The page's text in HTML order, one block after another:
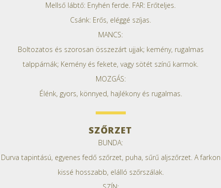
Mellső lábtő: Enyhén ferde. FAR: Erőteljes.
Csánk: Erős, eléggé szíjas.
MANCS:
Boltozatos és szorosan összezárt ujjak; kemény, rugalmas
talppárnák; Kemény és fekete, vagy sötét színű karmok.
MOZGÁS:
Élénk, gyors, könnyed, hajlékony és rugalmas.
SZŐRZET
BUNDA:
Durva tapintású, egyenes fedő szőrzet, puha, sűrű aljszőrzet. A farkon
kissé hosszabb, elálló szőrszálak.